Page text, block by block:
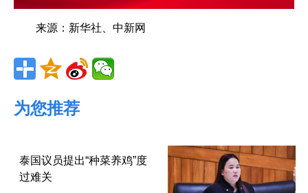
来源：新华社、中新网
为您推荐
泰国议员提出“种菜养鸡”度
过难关